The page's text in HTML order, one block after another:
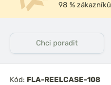
98 % zákazníků
Chci poradit
Kód: FLA-REELCASE-108